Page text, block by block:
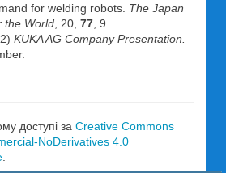
for welding robots. The Japan
the World , 20, 77 , 9.
KUKA AG Company Presentation.
доступі за Creative Commons
NoDerivatives 4.0